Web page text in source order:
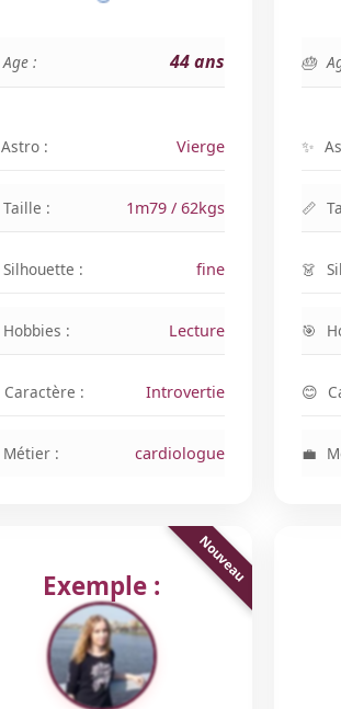
Age : 44 ans
Astro : Vierge
Taille : 1m79 / 62kgs
Silhouette : fine
Hobbies : Lecture
Caractère : Introvertie
Métier : cardiologue
Exemple :